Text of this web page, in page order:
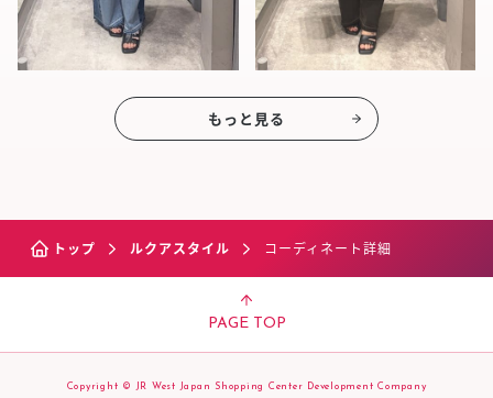
もっと見る
トップ ルクアスタイル コーディネート詳細
PAGE TOP
Copyright © JR West Japan Shopping Center Development Company